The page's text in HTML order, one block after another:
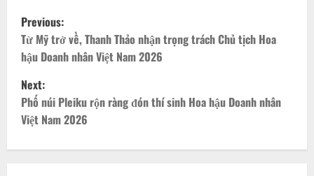
P
o
s
t
n
Previous:
Từ Mỹ trở về, Thanh Thảo nhận trọng trách Chủ tịch Hoa
hậu Doanh nhân Việt Nam 2026
Next:
Phố núi Pleiku rộn ràng đón thí sinh Hoa hậu Doanh nhân
Việt Nam 2026